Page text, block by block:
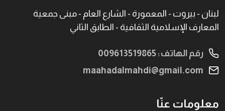
لبنان - بيروت - المعمورة - الشارع العام - مبنى جمعية
المعارف الإسلامية الثقافية - الطابق الثاني
رقم الهاتف: 009613519865
maahadalmahdi@gmail.com
معلومات عنّا